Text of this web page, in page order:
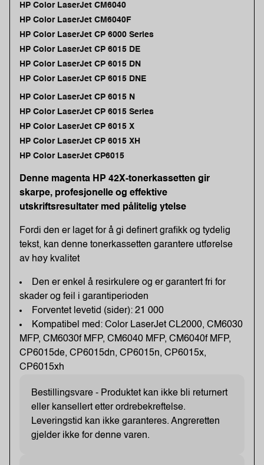
HP Color LaserJet CM6040
HP Color LaserJet CM6040F
HP Color LaserJet CP 6000 Series
HP Color LaserJet CP 6015 DE
HP Color LaserJet CP 6015 DN
HP Color LaserJet CP 6015 DNE
HP Color LaserJet CP 6015 N
HP Color LaserJet CP 6015 Series
HP Color LaserJet CP 6015 X
HP Color LaserJet CP 6015 XH
HP Color LaserJet CP6015
Denne magenta HP 42X-tonerkassetten gir
skarpe, profesjonelle og effektive
utskriftsresultater med pålitelig ytelse
Fordi den er laget for å gi definert grafikk og tydelig
tekst, kan denne tonerkassetten garantere utførelse
av høy kvalitet
Den er enkel å resirkulere og er garantert fri for
skader og feil i garantiperioden
Forventet levetid (sider): 21 000
Kompatibel med: Color LaserJet CL2000, CM6030
MFP, CM6030f MFP, CM6040 MFP, CM6040f MFP,
CP6015de, CP6015dn, CP6015n, CP6015x,
CP6015xh
Bestillingsvare - Produktet kan ikke bli returnert
eller kansellert etter ordrebekreftelse.
Leveringstid kan ikke garanteres. Angreretten
gjelder ikke for denne varen.